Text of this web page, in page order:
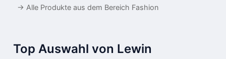
→ Alle Produkte aus dem Bereich Fashion
Top Auswahl von Lewin